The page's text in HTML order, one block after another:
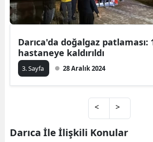
Darıca'da doğalgaz patlaması:
hastaneye kaldırıldı
3. Sayfa 28 Aralık 2024
< >
Darıca İle İlişkili Konular